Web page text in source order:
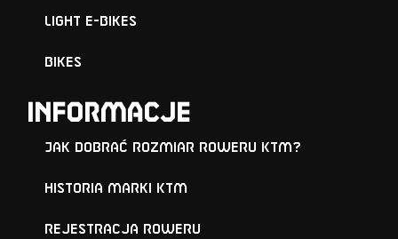
Light E-Bikes
Bikes
Informacje
Jak dobrać rozmiar roweru KTM?
Historia marki KTM
Rejestracja roweru